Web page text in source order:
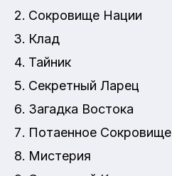
Сокровище Нации
Клад
Тайник
Секретный Ларец
Загадка Востока
Потаенное Сокровище
Мистерия